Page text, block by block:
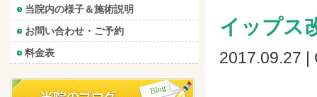
イップス
2017.09.27
当院内の様子＆施術説明
お問い合わせ・ご予約
料金表